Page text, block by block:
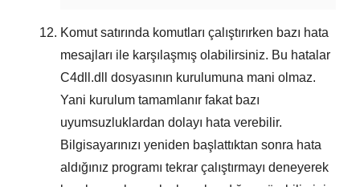
Komut satırında komutları çalıştırırken bazı hata
mesajları ile karşılaşmış olabilirsiniz. Bu hatalar
C4dll.dll
dosyasının kurulumuna mani olmaz.
Yani kurulum tamamlanır fakat bazı
uyumsuzluklardan dolayı hata verebilir.
Bilgisayarınızı yeniden başlattıktan sonra hata
aldığınız programı tekrar çalıştırmayı deneyerek